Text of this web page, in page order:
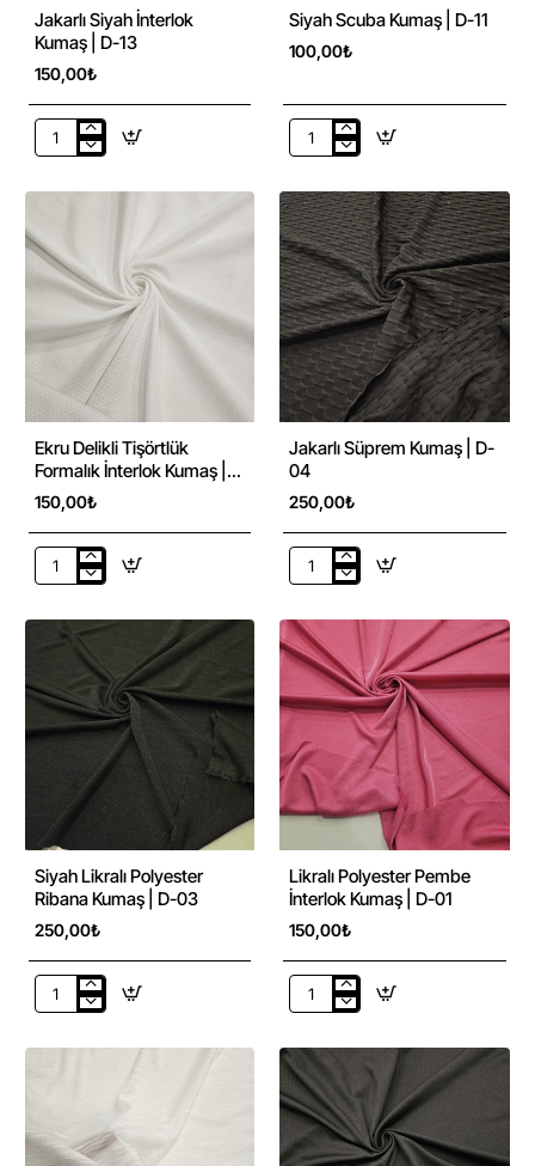
Jakarlı Siyah İnterlok
Kumaş | D-13
150,00₺
Jakarlı
İnterlok
|
D-
13
Siyah Scuba Kumaş | D-11
100,00₺
Siyah
Kumaş
|
D-
11
Ekru Delikli Tişörtlük
Formalık İnterlok Kumaş |
D-05
150,00₺
Ekru
Tişörtlük
Formalık
İnterlok
Kumaş
D-
Jakarlı Süprem Kumaş | D-
04
250,00₺
Jakarlı
Kumaş
|
D-
Siyah Likralı Polyester
Ribana Kumaş | D-03
250,00₺
Siyah
Polyester
D-
Likralı Polyester Pembe
İnterlok Kumaş | D-01
150,00₺
Likralı
Pembe
İnterlok
Kumaş
|
D-